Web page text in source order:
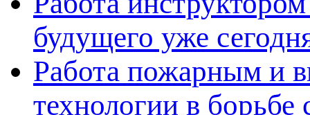
будущего уже
Работа пожарным и
технологии в борьбе